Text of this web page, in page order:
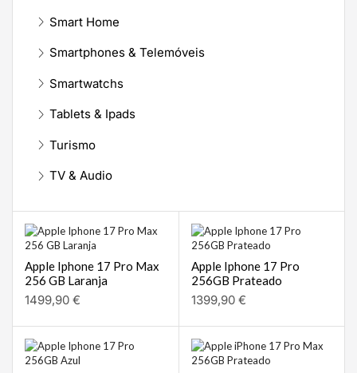
Smart Home
Smartphones & Telemóveis
Smartwatchs
Tablets & Ipads
Turismo
TV & Audio
Apple Iphone 17 Pro Max
256 GB Laranja
1499,90 €
Apple Iphone 17 Pro
256GB Prateado
1399,90 €